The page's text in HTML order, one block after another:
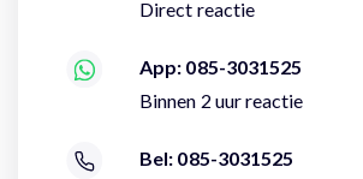
Direct reactie
App: 085-3031525
Binnen 2 uur reactie
Bel: 085-3031525